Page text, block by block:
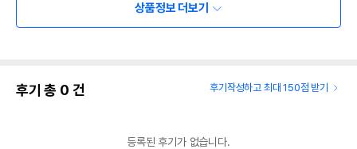
상품정보 더보기
후기 총 0 건 후기작성하고 최대 150점 받기
등록된 후기가 없습니다.